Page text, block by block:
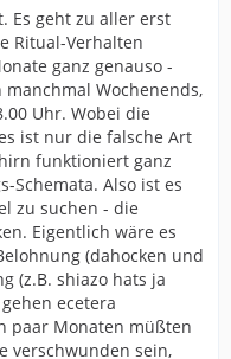
Es geht zu aller erst
Ritual-Verhalten
ganz genauso -
Wochenends,
Uhr. Wobei die
ist nur die falsche Art
funktioniert ganz
Schemata. Also ist es
zu suchen - die
Eigentlich wäre es
(dahocken und
(z.B. shiazo hats ja
ecetera
paar Monaten müßten
verschwunden sein,